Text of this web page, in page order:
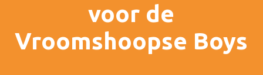
voor de
Vroomshoopse Boys